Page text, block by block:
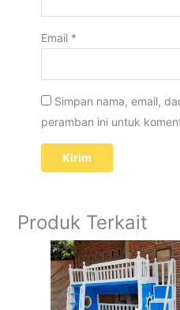
Email *
Simpan nama, email,
peramban ini untuk
Produk Terkait